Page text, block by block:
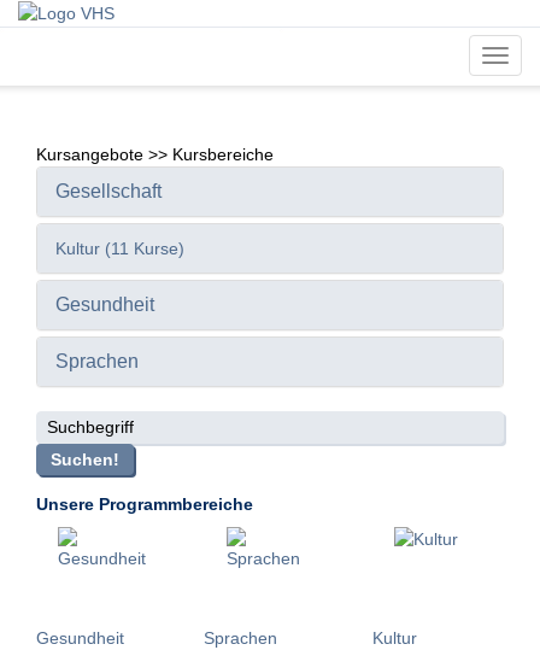
Kursangebote >> Kursbereiche
Gesellschaft
Kultur (11 Kurse)
Gesundheit
Sprachen
Suchbegriff
Suchen!
Unsere Programmbereiche
Gesundheit Sprachen Kultur